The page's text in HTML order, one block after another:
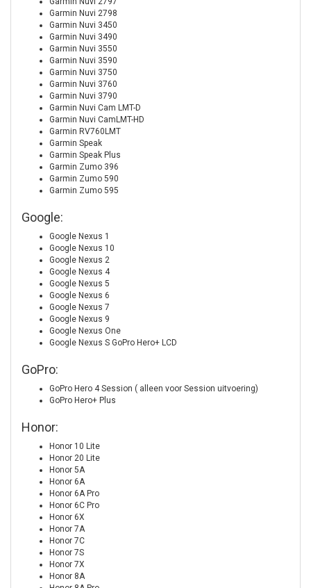
Garmin Nuvi 2798
Garmin Nuvi 3450
Garmin Nuvi 3490
Garmin Nuvi 3550
Garmin Nuvi 3590
Garmin Nuvi 3750
Garmin Nuvi 3760
Garmin Nuvi 3790
Garmin Nuvi Cam LMT-D
Garmin Nuvi CamLMT-HD
Garmin RV760LMT
Garmin Speak
Garmin Speak Plus
Garmin Zumo 396
Garmin Zumo 590
Garmin Zumo 595
Google:
Google Nexus 1
Google Nexus 10
Google Nexus 2
Google Nexus 4
Google Nexus 5
Google Nexus 6
Google Nexus 7
Google Nexus 9
Google Nexus One
Google Nexus S GoPro Hero+ LCD
GoPro:
GoPro Hero 4 Session ( alleen voor Session uitvoering)
GoPro Hero+ Plus
Honor:
Honor 10 Lite
Honor 20 Lite
Honor 5A
Honor 6A
Honor 6A Pro
Honor 6C Pro
Honor 6X
Honor 7A
Honor 7C
Honor 7S
Honor 7X
Honor 8A